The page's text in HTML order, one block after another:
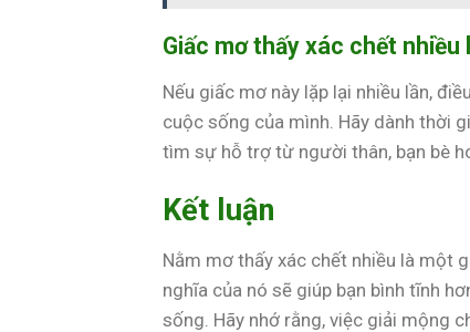
Giấc mơ thấy xác chết nhiều
Nếu giấc mơ này lặp lại nhiều lần,
cuộc sống của mình. Hãy dành thời
tìm sự hỗ trợ từ người thân, bạn bè
Kết luận
Nằm mơ thấy xác chết nhiều là một
nghĩa của nó sẽ giúp bạn bình tĩnh
sống. Hãy nhớ rằng, việc giải mộng